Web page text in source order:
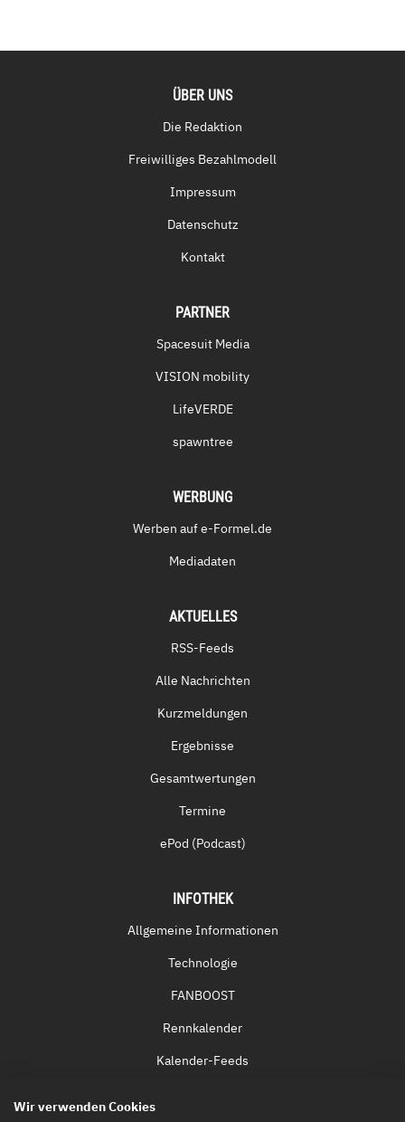
ÜBER UNS
Die Redaktion
Freiwilliges Bezahlmodell
Impressum
Datenschutz
Kontakt
PARTNER
Spacesuit Media
VISION mobility
LifeVERDE
spawntree
WERBUNG
Werben auf e-Formel.de
Mediadaten
AKTUELLES
RSS-Feeds
Alle Nachrichten
Kurzmeldungen
Ergebnisse
Gesamtwertungen
Termine
ePod (Podcast)
INFOTHEK
Allgemeine Informationen
Technologie
FANBOOST
Rennkalender
Kalender-Feeds
Wir verwenden Cookies